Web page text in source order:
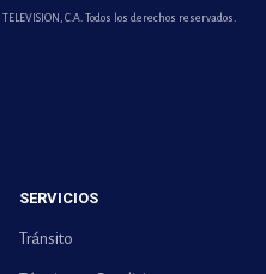
C.A. Todos los derechos reservados.
SERVICIOS
Tránsito